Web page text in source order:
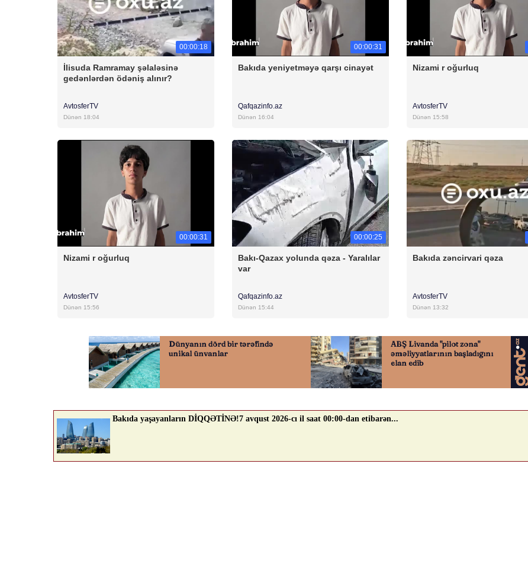
00:00:18
İlisuda Ramramay şəlaləsinə
gedənlərdən ödəniş alınır?
AvtosferTV
Dünən 18:04
00:00:31
Bakıda yeniyetməyə qarşı cinayət
Qafqazinfo.az
Dünən 16:04
Nizami r oğurluq
AvtosferTV
Dünən 15:58
00:00:31
Nizami r oğurluq
AvtosferTV
Dünən 15:56
00:00:25
Bakı-Qazax yolunda qəza - Yaralılar
var
Qafqazinfo.az
Dünən 15:44
Bakıda zəncirvari qəza
AvtosferTV
Dünən 13:32